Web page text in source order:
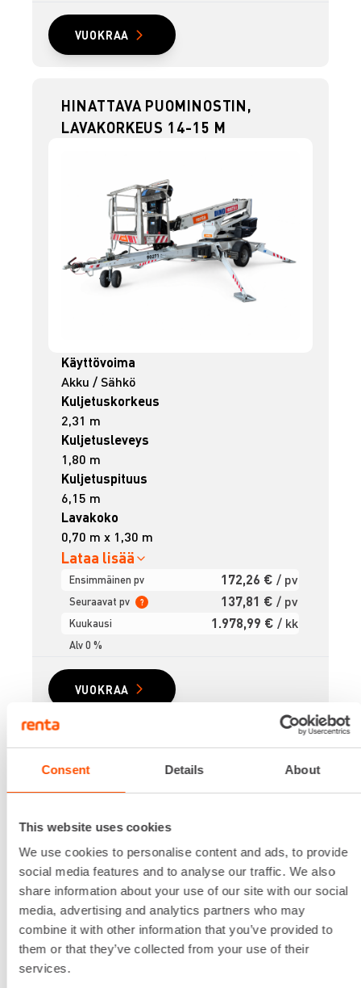
Consent Details About
This website uses cookies
We use cookies to personalise content and ads, to provide
social media features and to analyse our traffic. We also
share information about your use of our site with our social
media, advertising and analytics partners who may
combine it with other information that you’ve provided to
them or that they’ve collected from your use of their
services.
VUOKRAA
HINATTAVA PUOMINOSTIN,
LAVAKORKEUS 14-15 M
Käyttövoima
Akku / Sähkö
Kuljetuskorkeus
2,31 m
Kuljetusleveys
1,80 m
Kuljetuspituus
6,15 m
Lavakoko
0,70 m x 1,30 m
Lataa lisää
Ensimmäinen pv 172,26 € / pv
Seuraavat pv ? 137,81 € / pv
Kuukausi 1.978,99 € / kk
Alv 0 %
VUOKRAA
Käyttövoima
Akku / Sähkö